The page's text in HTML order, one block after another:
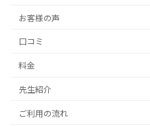
お客様の声
口コミ
料金
先生紹介
ご利用の流れ